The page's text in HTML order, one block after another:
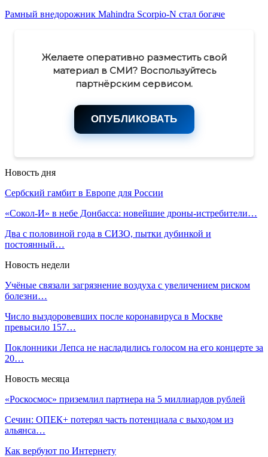
Рамный внедорожник Mahindra Scorpio-N стал богаче
Желаете оперативно разместить свой
материал в СМИ? Воспользуйтесь
партнёрским сервисом.
ОПУБЛИКОВАТЬ
Новость дня
Сербский гамбит в Европе для России
«Сокол-И» в небе Донбасса: новейшие дроны-истребители…
Два с половиной года в СИЗО, пытки дубинкой и
постоянный…
Новость недели
Учёные связали загрязнение воздуха с увеличением риском
болезни…
Число выздоровевших после коронавируса в Москве
превысило 157…
Поклонники Лепса не насладились голосом на его концерте за
20…
Новость месяца
«Роскосмос» приземлил партнера на 5 миллиардов рублей
Сечин: ОПЕК+ потерял часть потенциала с выходом из
альянса…
Как вербуют по Интернету